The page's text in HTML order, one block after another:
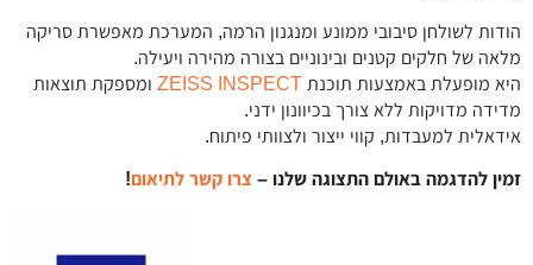
הודות לשולחן סיבובי ממונע ומנגנון הרמה, המערכת מאפשרת סריקה
מלאה של חלקים קטנים ובינוניים בצורה מהירה ויעילה.
היא מופעלת באמצעות תוכנת ZEISS INSPECT ומספקת תוצאות
מדידה מדויקות ללא צורך בכיוונון ידני.
אידאלית למעבדות, קווי ייצור ולצוותי פיתוח.
זמין להדגמה באולם התצוגה שלנו – צרו קשר לתיאום!